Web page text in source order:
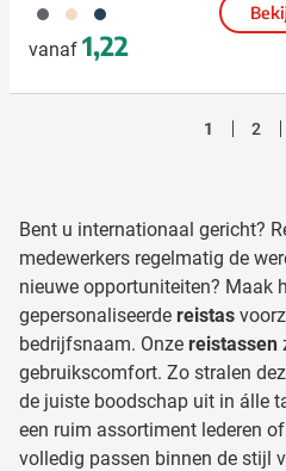
003 357 307
vanaf 1,22
U lees
1 2
Bent u internationaal gericht?
medewerkers regelmatig de
nieuwe opportuniteiten? Maak
gepersonaliseerde reistas
bedrijfsnaam. Onze reistassen
gebruikscomfort. Zo stralen
de juiste boodschap uit in álle
een ruim assortiment lederen
volledig passen binnen de stijl